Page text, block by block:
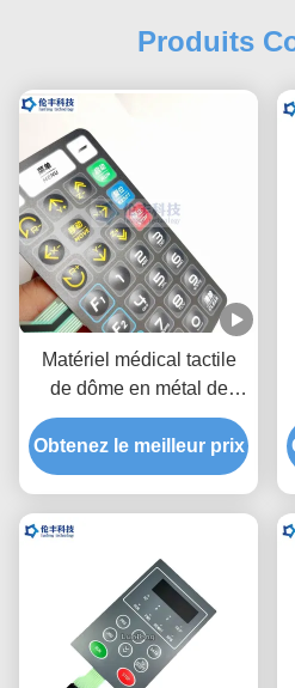
Produits
Matériel médical tactile
de dôme en métal de
recouvrement de clavier
numérique de contact à
membrane d'ANIMAL
Obtenez le meilleur prix